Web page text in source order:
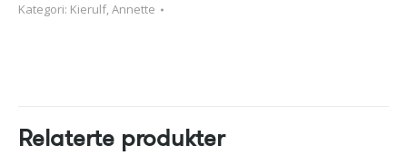
Kategori: Kierulf, Annette
Relaterte produkter